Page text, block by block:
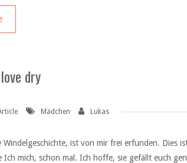
dry
Mädchen Lukas
ist von mir frei erfunden. Dies
mich, schon mal. Ich hoffe, sie gefällt euch